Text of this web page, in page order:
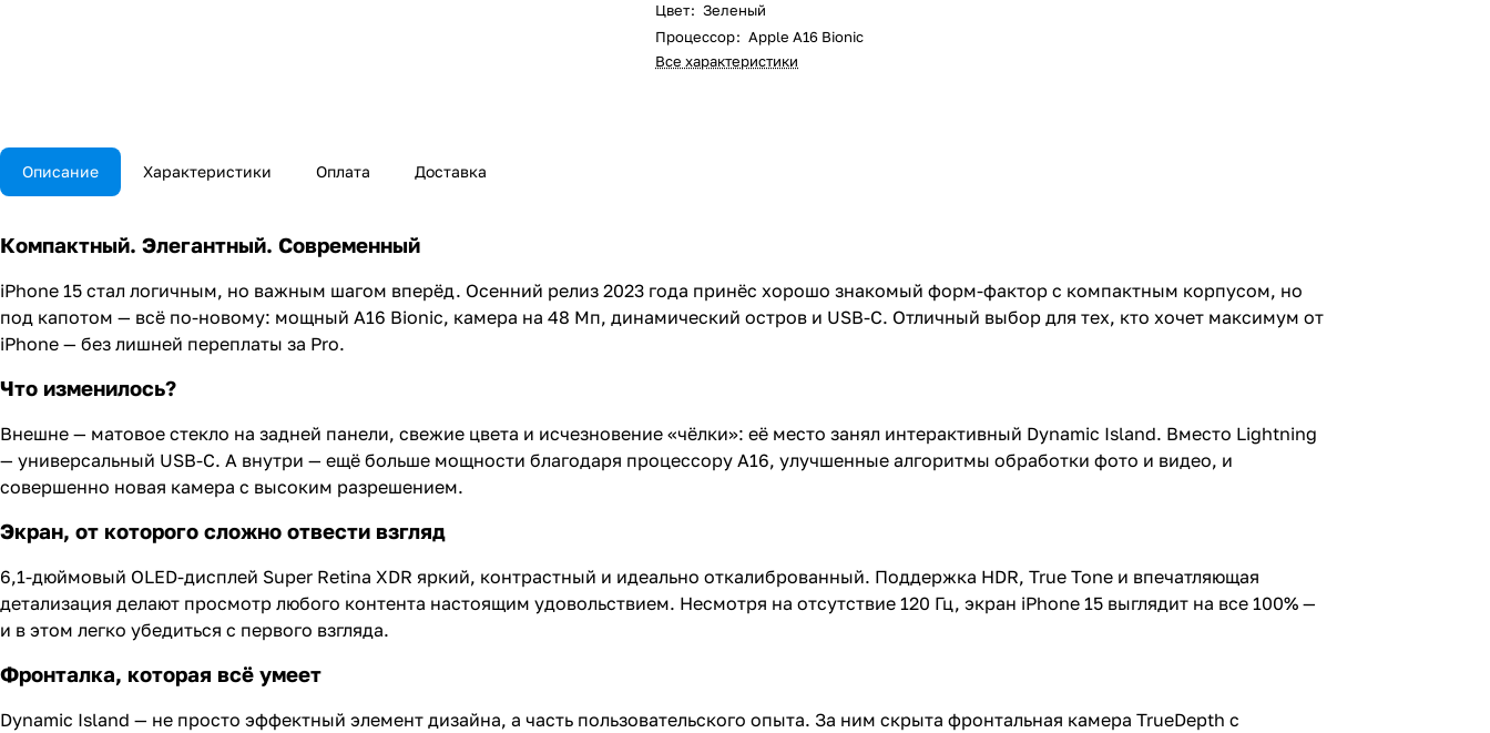
Цвет: Зеленый
Процессор: Apple A16 Bionic
Все характеристики
Описание Характеристики Оплата Доставка
Компактный. Элегантный. Современный
iPhone 15 стал логичным, но важным шагом вперёд. Осенний релиз 2023 года принёс хорошо знакомый форм-фактор с компактным корпусом, но
под капотом — всё по-новому: мощный A16 Bionic, камера на 48 Мп, динамический остров и USB-C. Отличный выбор для тех, кто хочет максимум от
iPhone — без лишней переплаты за Pro.
Что изменилось?
Внешне — матовое стекло на задней панели, свежие цвета и исчезновение «чёлки»: её место занял интерактивный Dynamic Island. Вместо Lightning
— универсальный USB-C. А внутри — ещё больше мощности благодаря процессору A16, улучшенные алгоритмы обработки фото и видео, и
совершенно новая камера с высоким разрешением.
Экран, от которого сложно отвести взгляд
6,1-дюймовый OLED-дисплей Super Retina XDR яркий, контрастный и идеально откалиброванный. Поддержка HDR, True Tone и впечатляющая
детализация делают просмотр любого контента настоящим удовольствием. Несмотря на отсутствие 120 Гц, экран iPhone 15 выглядит на все 100% —
и в этом легко убедиться с первого взгляда.
Фронталка, которая всё умеет
Dynamic Island — не просто эффектный элемент дизайна, а часть пользовательского опыта. За ним скрыта фронтальная камера TrueDepth с